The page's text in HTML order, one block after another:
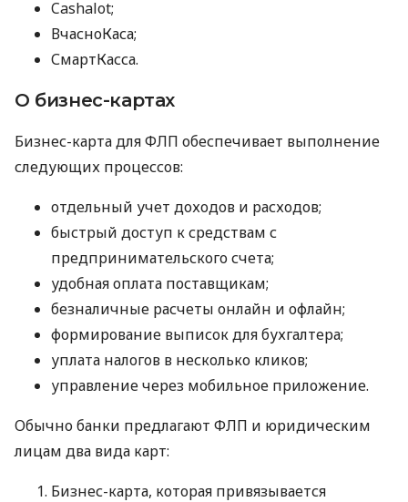
Cashalot;
ВчасноКаса;
СмартКасса.
О бизнес-картах
Бизнес-карта для ФЛП обеспечивает выполнение
следующих процессов:
отдельный учет доходов и расходов;
быстрый доступ к средствам с
предпринимательского счета;
удобная оплата поставщикам;
безналичные расчеты онлайн и офлайн;
формирование выписок для бухгалтера;
уплата налогов в несколько кликов;
управление через мобильное приложение.
Обычно банки предлагают ФЛП и юридическим
лицам два вида карт:
Бизнес-карта, которая привязывается